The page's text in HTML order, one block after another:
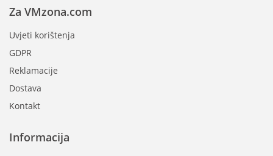
Informacija
Za VMzona.com
Uvjeti korištenja
GDPR
Reklamacije
Dostava
Kontakt